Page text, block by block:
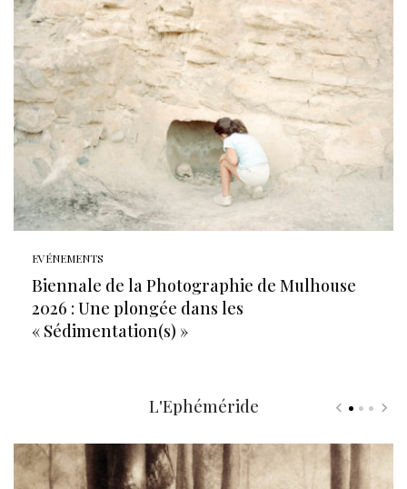
EVÉNEMENTS
Biennale de la Photographie de Mulhouse
2026 : Une plongée dans les
« Sédimentation(s) »
L'Ephéméride